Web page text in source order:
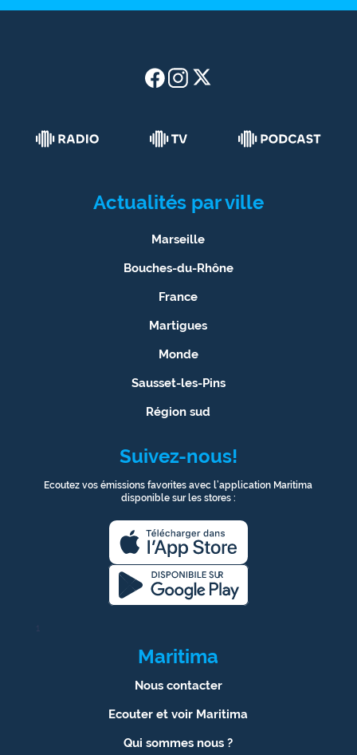
Actualités par ville
Marseille
Bouches-du-Rhône
France
Martigues
Monde
Sausset-les-Pins
Région sud
Suivez-nous!
Ecoutez vos émissions favorites avec l’application Maritima
disponible sur les stores :
1
Maritima
Nous contacter
Ecouter et voir Maritima
Qui sommes nous ?